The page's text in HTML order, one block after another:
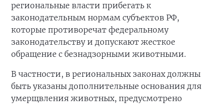
региональные власти прибегать к
законодательным нормам субъектов РФ,
которые противоречат федеральному
законодательству и допускают жесткое
обращение с безнадзорными животными.
В частности, в региональных законах должны
быть указаны дополнительные основания для
умерщвления животных, предусмотрено